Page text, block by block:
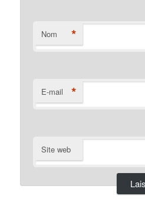
Nom *
E-mail *
Site web